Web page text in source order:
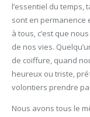
l’essentiel du temps,
sont en permanence
à tous, c’est que
de nos vies.
de coiffure, quand
heureux ou triste,
volontiers prendre
Nous avons tous le